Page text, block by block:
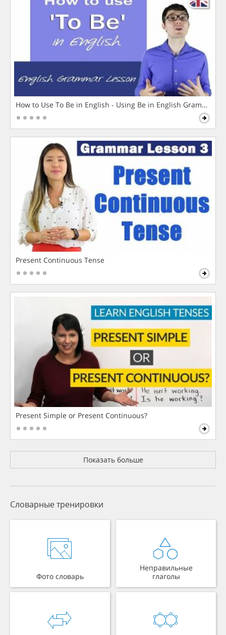
How to Use To Be in English - Using Be in English Grammar
Present Continuous Tense
Present Simple or Present Continuous?
Показать больше
Словарные тренировки
Фото словарь
Неправильные
глаголы